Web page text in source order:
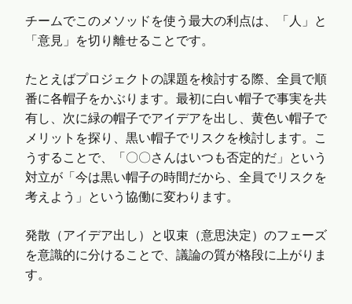
チームでこのメソッドを使う最大の利点は、「人」と
「意見」を切り離せることです。
たとえばプロジェクトの課題を検討する際、全員で順
番に各帽子をかぶります。最初に白い帽子で事実を共
有し、次に緑の帽子でアイデアを出し、黄色い帽子で
メリットを探り、黒い帽子でリスクを検討します。こ
うすることで、「〇〇さんはいつも否定的だ」という
対立が「今は黒い帽子の時間だから、全員でリスクを
考えよう」という協働に変わります。
発散（アイデア出し）と収束（意思決定）のフェーズ
を意識的に分けることで、議論の質が格段に上がりま
す。